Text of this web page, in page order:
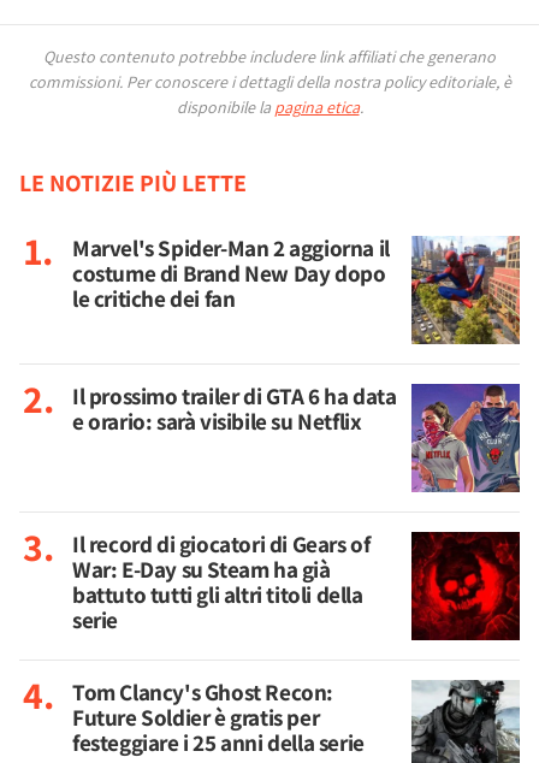
Questo contenuto potrebbe includere link affiliati che generano
commissioni. Per conoscere i dettagli della nostra policy editoriale, è
disponibile la pagina etica.
LE NOTIZIE PIÙ LETTE
Marvel's Spider-Man 2 aggiorna il
costume di Brand New Day dopo
le critiche dei fan
Il prossimo trailer di GTA 6 ha data
e orario: sarà visibile su Netflix
Il record di giocatori di Gears of
War: E-Day su Steam ha già
battuto tutti gli altri titoli della
serie
Tom Clancy's Ghost Recon:
Future Soldier è gratis per
festeggiare i 25 anni della serie